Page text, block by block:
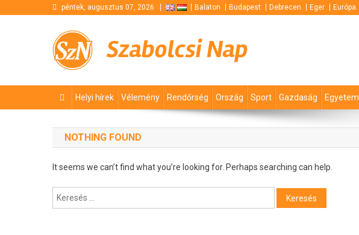
péntek, augusztus 07, 2026 Balaton Budapest Debrecen Eger Európa
Szabolcsi Nap
Helyi hírek Vélemény Rendőrség Ország Sport Gazdaság Egyetem
NOTHING FOUND
It seems we can’t find what you’re looking for. Perhaps searching can help.
Keresés: